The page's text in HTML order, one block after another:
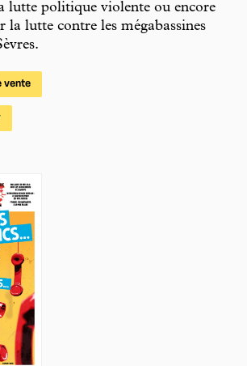
lutte politique violente ou encore
la lutte contre les mégabassines
vente